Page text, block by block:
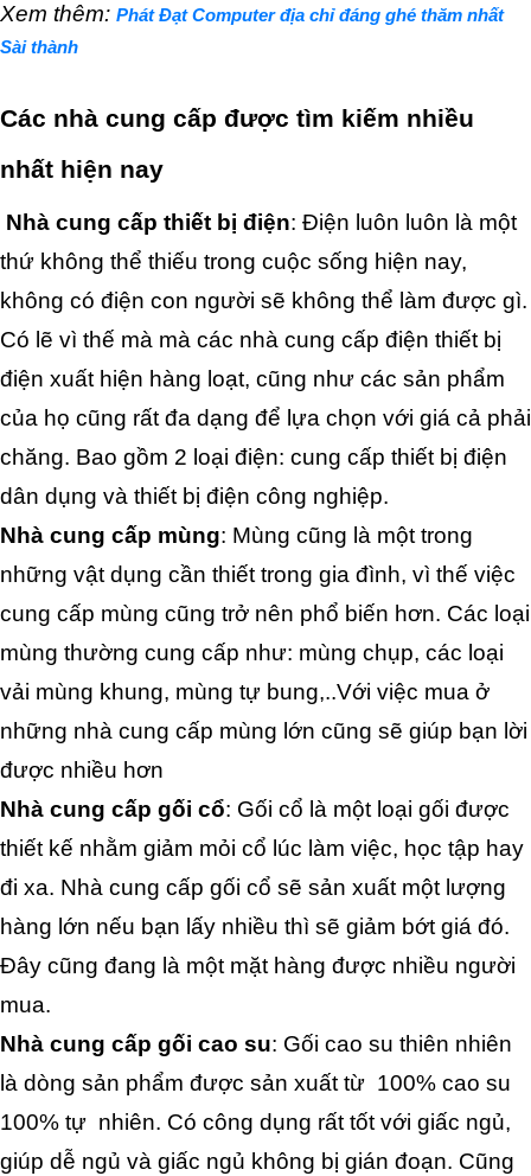
Xem thêm: Phát Đạt Computer địa chỉ đáng ghé thăm nhất
Sài thành
Các nhà cung cấp được tìm kiếm nhiều
nhất hiện nay
Nhà cung cấp thiết bị điện: Điện luôn luôn là một
thứ không thể thiếu trong cuộc sống hiện nay,
không có điện con người sẽ không thể làm được gì.
Có lẽ vì thế mà mà các nhà cung cấp điện thiết bị
điện xuất hiện hàng loạt, cũng như các sản phẩm
của họ cũng rất đa dạng để lựa chọn với giá cả phải
chăng. Bao gồm 2 loại điện: cung cấp thiết bị điện
dân dụng và thiết bị điện công nghiệp.
Nhà cung cấp mùng: Mùng cũng là một trong
những vật dụng cần thiết trong gia đình, vì thế việc
cung cấp mùng cũng trở nên phổ biến hơn. Các loại
mùng thường cung cấp như: mùng chụp, các loại
vải mùng khung, mùng tự bung,..Với việc mua ở
những nhà cung cấp mùng lớn cũng sẽ giúp bạn lời
được nhiều hơn
Nhà cung cấp gối cổ: Gối cổ là một loại gối được
thiết kế nhằm giảm mỏi cổ lúc làm việc, học tập hay
đi xa. Nhà cung cấp gối cổ sẽ sản xuất một lượng
hàng lớn nếu bạn lấy nhiều thì sẽ giảm bớt giá đó.
Đây cũng đang là một mặt hàng được nhiều người
mua.
Nhà cung cấp gối cao su: Gối cao su thiên nhiên
là dòng sản phẩm được sản xuất từ  100% cao su
100% tự  nhiên. Có công dụng rất tốt với giấc ngủ,
giúp dễ ngủ và giấc ngủ không bị gián đoạn. Cũng